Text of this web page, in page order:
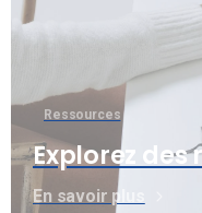
Ressources
Explorez des
En savoir plus